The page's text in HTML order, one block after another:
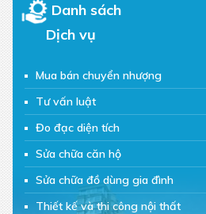
Danh sách
Dịch vụ
Mua bán chuyển nhượng
Tư vấn luật
Đo đạc diện tích
Sửa chữa căn hộ
Sửa chữa đồ dùng gia đình
Thiết kế và thi công nội thất